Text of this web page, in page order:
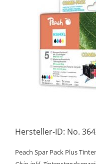
Hersteller-ID: No.
Peach Spar Pack Plus